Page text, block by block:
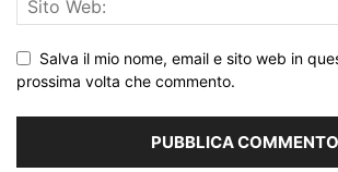
Salva il mio nome, email e sito web in
prossima volta che commento.